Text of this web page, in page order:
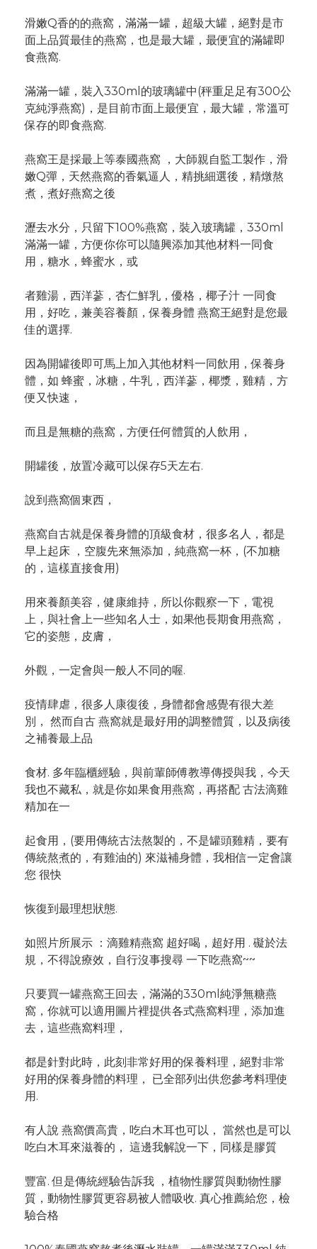
滑嫩Q香的的燕窩，滿滿一罐，超級大罐，絕對是市
面上品質最佳的燕窩，也是最大罐，最便宜的滿罐即
食燕窩.
滿滿一罐，裝入330ml的玻璃罐中(秤重足足有300公
克純淨燕窩)，是目前市面上最便宜，最大罐，常溫可
保存的即食燕窩.
燕窩王是採最上等泰國燕窩 ，大師親自監工製作，滑
嫩Q彈，天然燕窩的香氣逼人，精挑細選後，精燉熬
煮，煮好燕窩之後
瀝去水分，只留下100%燕窩，裝入玻璃罐，330ml
滿滿一罐，方便你你可以隨興添加其他材料一同食
用，糖水，蜂蜜水，或
者雞湯，西洋蔘，杏仁鮮乳，優格，椰子汁 一同食
用，好吃，兼美容養顏，保養身體 燕窩王絕對是您最
佳的選擇.
因為開罐後即可馬上加入其他材料一同飲用，保養身
體，如 蜂蜜，冰糖，牛乳，西洋蔘，椰漿，雞精，方
便又快速，
而且是無糖的燕窩，方便任何體質的人飲用，
開罐後，放置冷藏可以保存5天左右.
說到燕窩個東西，
燕窩自古就是保養身體的頂級食材，很多名人，都是
早上起床 ，空腹先來無添加，純燕窩一杯，(不加糖
的，這樣直接食用)
用來養顏美容，健康維持，所以你觀察一下，電視
上，與社會上一些知名人士，如果他長期食用燕窩，
它的姿態，皮膚，
外觀，一定會與一般人不同的喔.
疫情肆虐，很多人康復後，身體都會感覺有很大差
別， 然而自古 燕窩就是最好用的調整體質，以及病後
之補養最上品
食材. 多年臨櫃經驗，與前輩師傅教導傳授與我，今天
我也不藏私，就是你如果食用燕窩，再搭配 古法滴雞
精加在一
起食用，(要用傳統古法熬製的，不是罐頭雞精，要有
傳統熬煮的，有雞油的) 來滋補身體，我相信一定會讓
您 很快
恢復到最理想狀態.
如照片所展示 ：滴雞精燕窩 超好喝，超好用 . 礙於法
規，不得說療效，自行沒事搜尋 一下吃燕窩~~
只要買一罐燕窩王回去，滿滿的330ml純淨無糖燕
窩，你就可以適用圖片裡提供各式燕窩料理，添加進
去，這些燕窩料理，
都是針對此時，此刻非常好用的保養料理，絕對非常
好用的保養身體的料理， 已全部列出供您參考料理使
用.
有人說 燕窩價高貴，吃白木耳也可以， 當然也是可以
吃白木耳來滋養的， 這邊我解說一下，同樣是膠質
豐富. 但是傳統經驗告訴我 ，植物性膠質與動物性膠
質，動物性膠質更容易被人體吸收. 真心推薦給您，檢
驗合格